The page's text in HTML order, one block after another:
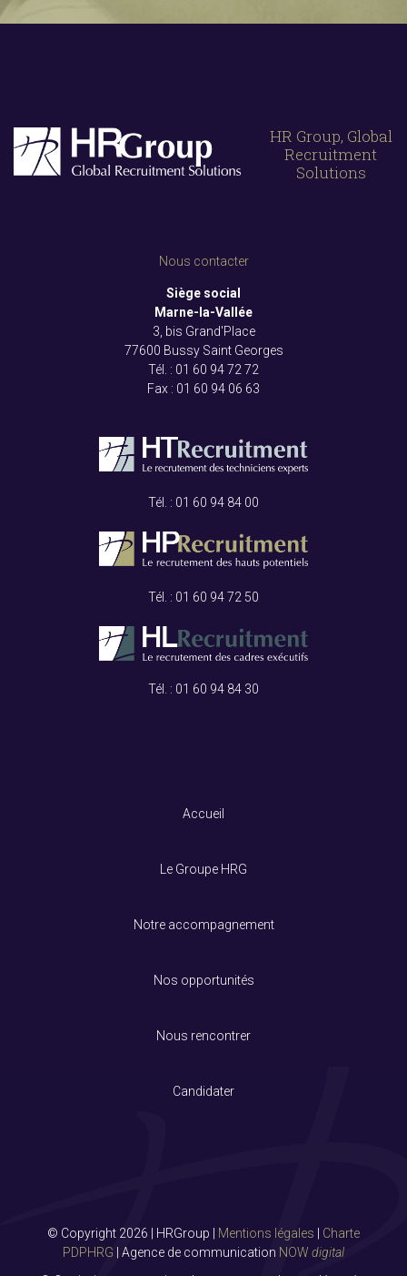
HR Group, Global
Recruitment
Solutions
Nous contacter
Siège social
Marne-la-Vallée
3, bis Grand'Place
77600 Bussy Saint Georges
Tél. : 01 60 94 72 72
Fax : 01 60 94 06 63
Tél. : 01 60 94 84 00
Tél. : 01 60 94 72 50
Tél. : 01 60 94 84 30
Accueil
Le Groupe HRG
Notre accompagnement
Nos opportunités
Nous rencontrer
Candidater
© Copyright 2026 | HRGroup | Mentions légales
Charte
PDPHRG | Agence de communication NOW digital